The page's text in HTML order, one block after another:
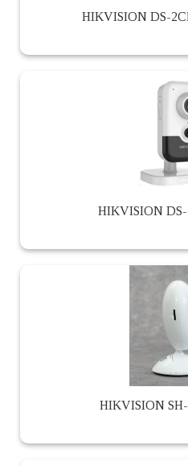
HIKVISION DS-
HIKVISION
HIKVISION